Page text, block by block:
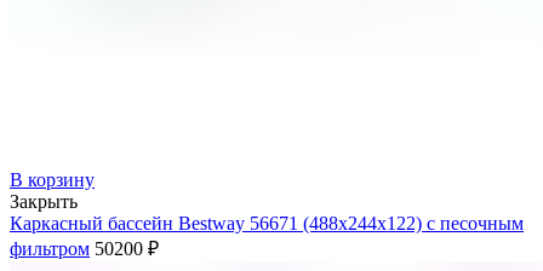
В корзину
Закрыть
Каркасный бассейн Bestway 56671 (488х244х122) с песочным
фильтром 50200 ₽